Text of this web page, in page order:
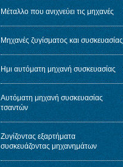
Μέταλλο που ανιχνεύει τις μηχανές
Μηχανές ζυγίσματος και συσκευασίας
Ημι αυτόματη μηχανή συσκευασίας
Αυτόματη μηχανή συσκευασίας
τσαντών
Ζυγίζοντας εξαρτήματα
συσκευάζοντας μηχανημάτων